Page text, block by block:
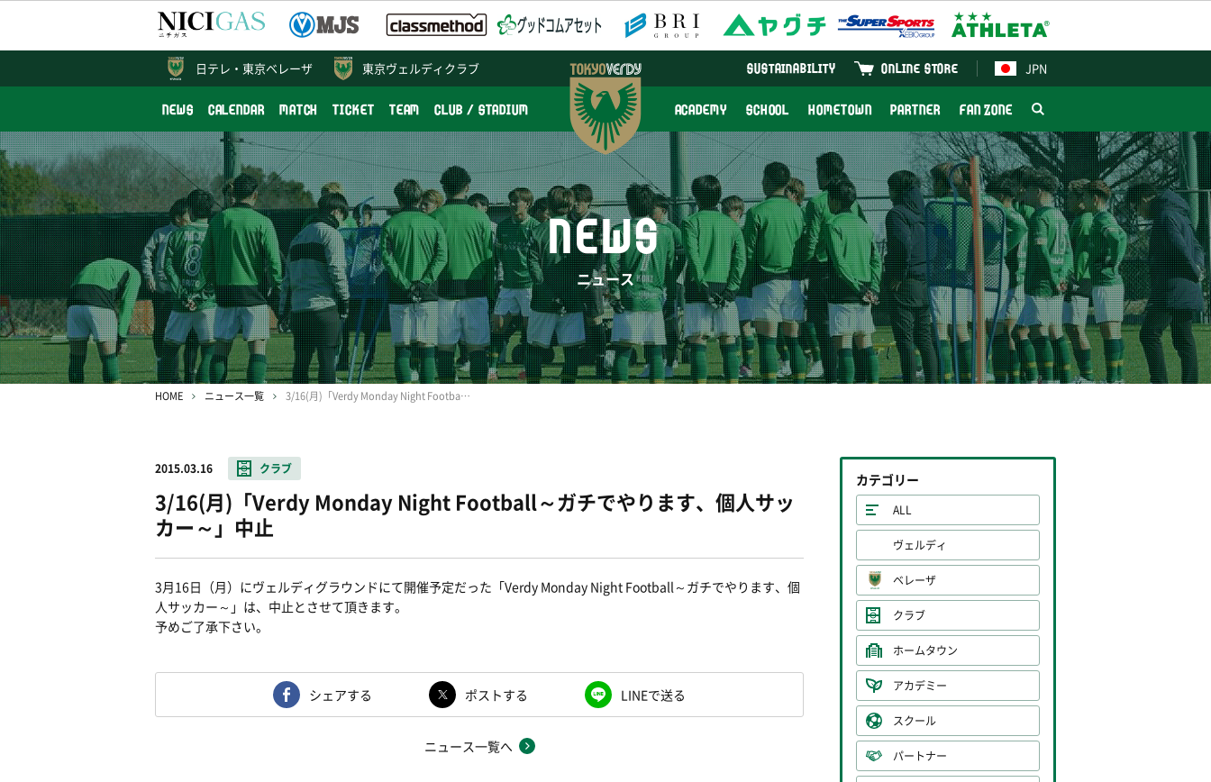
東京ヴェルディクラブ JPN
ONLINE STORE
SUSTAINABILITY
NEWS CALENDAR MATCH TICKET TEAM CLUB / STADIUM ACADEMY SCHOOL HOMETOWN PARTNER FAN ZONE
日テレ・ 東京ベレーザ
NEWS
ニュース
HOME ニュース一覧 3/16(月)「Verdy Monday Night Football～ガチでやります、個人サッカー～」中止
2015.03.16 クラブ
3/16(月)「Verdy Monday Night Football～ガチでやります、個人サッ
カー～」中止
3月16日（月）にヴェルディグラウンドにて開催予定だった「Verdy Monday Night Football～ガチでやります、個
人サッカー～」は、中止とさせて頂きます。
予めご了承下さい。
シェアする ポストする LINEで送る
ニュース一覧へ
カテゴリー
ALL
ヴェルディ
ベレーザ
クラブ
ホームタウン
アカデミー
スクール
パートナー